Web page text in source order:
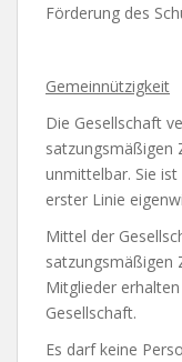
Förderung des
Gemeinnützigkeit
Die Gesellschaft
satzungsmäßigen
unmittelbar. Sie
erster Linie
Mittel der
satzungsmäßigen
Mitglieder
Gesellschaft.
Es darf keine